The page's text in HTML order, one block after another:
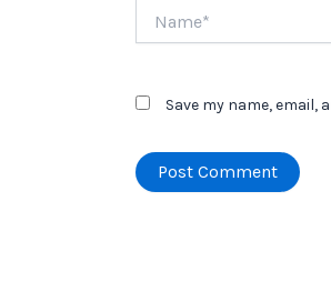
Save my name,